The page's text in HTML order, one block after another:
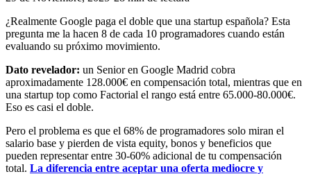
¿Realmente Google paga el doble que una startup española? Esta
pregunta me la hacen 8 de cada 10 programadores cuando están
evaluando su próximo movimiento.
Dato revelador: un Senior en Google Madrid cobra
aproximadamente 128.000€ en compensación total, mientras que en
una startup top como Factorial el rango está entre 65.000-80.000€.
Eso es casi el doble.
Pero el problema es que el 68% de programadores solo miran el
salario base y pierden de vista equity, bonos y beneficios que
pueden representar entre 30-60% adicional de tu compensación
total. La diferencia entre aceptar una oferta mediocre y